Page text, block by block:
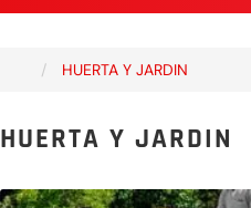
HUERTA Y JARDIN
HUERTA Y JARDIN